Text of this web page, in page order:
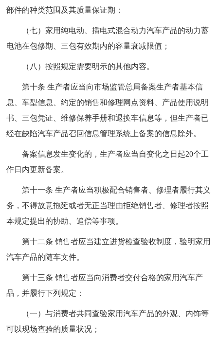
部件的种类范围及其质量保证期；
（七）家用纯电动、插电式混合动力汽车产品的动力蓄
电池在包修期、三包有效期内的容量衰减限值；
（八）按照规定需要明示的其他内容。
第十条 生产者应当向市场监管总局备案生产者基本信
息、车型信息、约定的销售和修理网点资料、产品使用说明
书、三包凭证、维修保养手册和退换车信息等，但生产者已
经在缺陷汽车产品召回信息管理系统上备案的信息除外。
备案信息发生变化的，生产者应当自变化之日起20个工
作日内更新备案。
第十一条 生产者应当积极配合销售者、修理者履行其义
务，不得故意拖延或者无正当理由拒绝销售者、修理者按照
本规定提出的协助、追偿等事项。
第十二条 销售者应当建立进货检查验收制度，验明家用
汽车产品的随车文件。
第十三条 销售者应当向消费者交付合格的家用汽车产
品，并履行下列规定：
（一）与消费者共同查验家用汽车产品的外观、内饰等
可以现场查验的质量状况；